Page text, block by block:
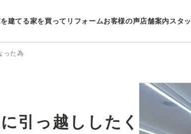
建てる家を買ってリフォームお客様の声店舗案内スタ
った為
引っ越ししたく